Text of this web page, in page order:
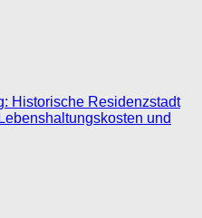
Historische Residenzstadt
und